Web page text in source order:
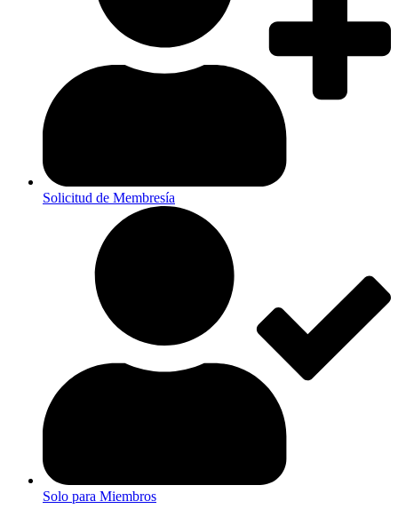
Solicitud de Membresía
Solo para Miembros